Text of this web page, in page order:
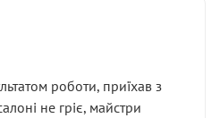
роботи, приїхав з
не гріє, майстри